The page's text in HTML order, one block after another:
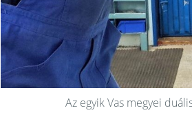
Az egyik Vas megyei